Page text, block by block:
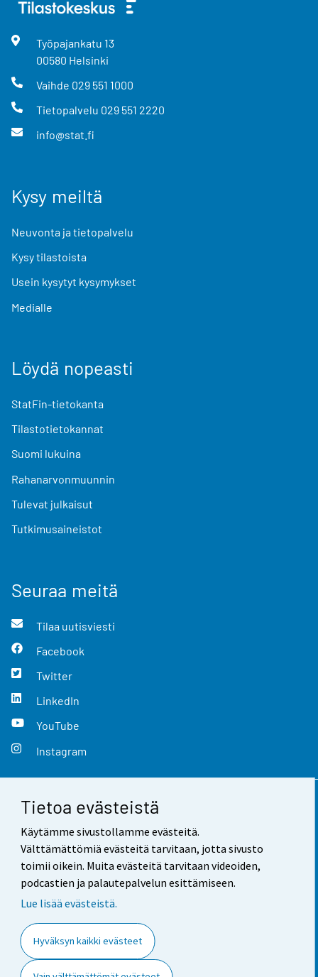
Tietoa evästeistä
Käytämme sivustollamme evästeitä.
Välttämättömiä evästeitä tarvitaan, jotta sivusto
toimii oikein. Muita evästeitä tarvitaan videoiden,
podcastien ja palautepalvelun esittämiseen.
Lue lisää evästeistä.
Hyväksyn kaikki evästeet
Työpajankatu 13
00580 Helsinki
Vaihde 029 551 1000
Tietopalvelu 029 551 2220
info@stat.fi
Kysy meiltä
Neuvonta ja tietopalvelu
Kysy tilastoista
Usein kysytyt kysymykset
Medialle
Löydä nopeasti
StatFin-tietokanta
Tilastotietokannat
Suomi lukuina
Rahanarvonmuunnin
Tulevat julkaisut
Tutkimusaineistot
Seuraa meitä
Tilaa uutisviesti
Facebook
Twitter
LinkedIn
YouTube
Instagram
Yhteystiedot
Palaute
Käyttöehdot
Saavutettavuus
Tietoa sivustosta